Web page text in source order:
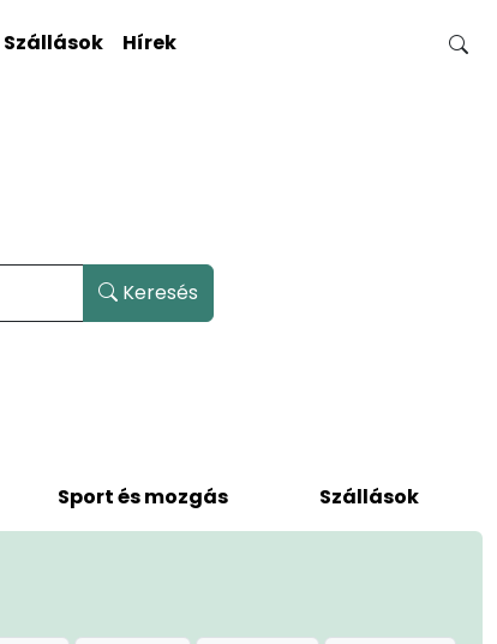
Szállások Hírek
Keresés
Sport és mozgás Szállások